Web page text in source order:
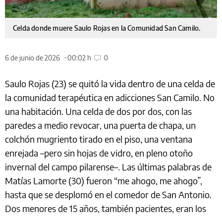
Celda donde muere Saulo Rojas en la Comunidad San Camilo.
6 de junio de 2026 00:02 h 0
Saulo Rojas (23) se quitó la vida dentro de una celda de
la comunidad terapéutica en adicciones San Camilo. No
una habitación. Una celda de dos por dos, con las
paredes a medio revocar, una puerta de chapa, un
colchón mugriento tirado en el piso, una ventana
enrejada –pero sin hojas de vidro, en pleno otoño
invernal del campo pilarense–. Las últimas palabras de
Matías Lamorte (30) fueron “me ahogo, me ahogo”,
hasta que se desplomó en el comedor de San Antonio.
Dos menores de 15 años, también pacientes, eran los